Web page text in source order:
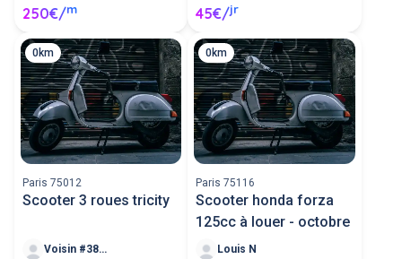
250€/m 45€/jr
0km
Paris 75012
Scooter 3 roues tricity
Voisin #385245
0km
Paris 75116
Scooter honda forza
125cc à louer - octobre
Louis N